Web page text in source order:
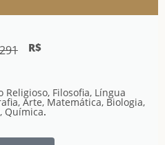
R$
Religioso, Filosofia, Língua
Arte, Matemática, Biologia,
Química.